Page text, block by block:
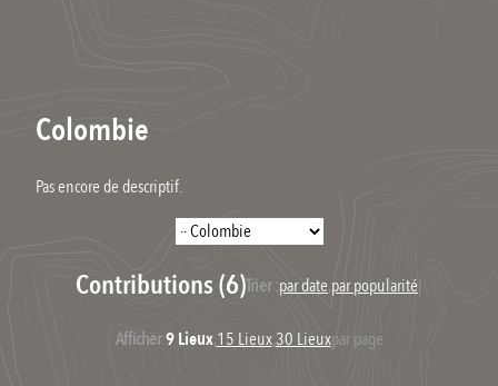
Colombie
Pas encore de descriptif.
Contributions (6)Trier :par date,par popularité|
Afficher:9 Lieux,15 Lieux,30 Lieuxpar page